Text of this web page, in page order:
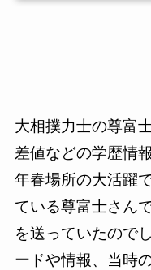
大相撲力士の尊富
差値などの学歴情
年春場所の大活躍
ている尊富士さん
を送っていたので
ードや情報、当時